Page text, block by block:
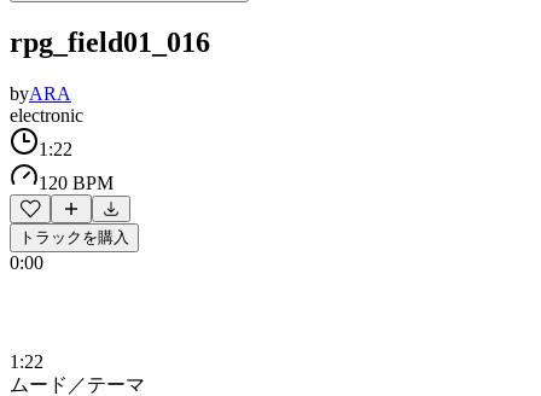
rpg_field01_016
byARA
electronic
1:22
120 BPM
トラックを購入
0:00
1:22
ムード／テーマ